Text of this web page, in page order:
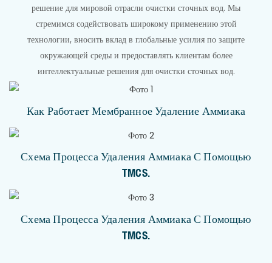
решение для мировой отрасли очистки сточных вод. Мы
стремимся содействовать широкому применению этой
технологии, вносить вклад в глобальные усилия по защите
окружающей среды и предоставлять клиентам более
интеллектуальные решения для очистки сточных вод.
Как Работает Мембранное Удаление Аммиака
Схема Процесса Удаления Аммиака С Помощью
TMCS.
Схема Процесса Удаления Аммиака С Помощью
TMCS.